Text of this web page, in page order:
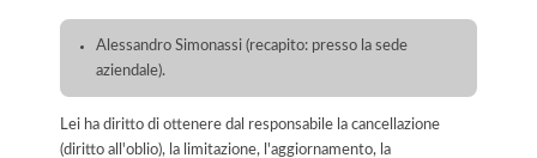
Alessandro Simonassi (recapito: presso la sede
aziendale).
Lei ha diritto di ottenere dal responsabile la cancellazione
(diritto all'oblio), la limitazione, l'aggiornamento, la